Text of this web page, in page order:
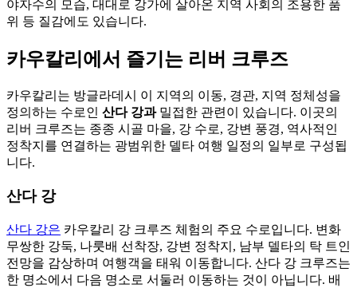
야자수의 모습, 대대로 강가에 살아온 지역 사회의 조용한 품
위 등 질감에도 있습니다.
카우칼리에서 즐기는 리버 크루즈
카우칼리는 방글라데시 이 지역의 이동, 경관, 지역 정체성을
정의하는 수로인 산다 강과밀접한 관련이 있습니다. 이곳의
리버 크루즈는 종종 시골 마을, 강 수로, 강변 풍경, 역사적인
정착지를 연결하는 광범위한 델타 여행 일정의 일부로 구성됩
니다.
산다 강
산다 강은 카우칼리 강 크루즈 체험의 주요 수로입니다. 변화
무쌍한 강둑, 나룻배 선착장, 강변 정착지, 남부 델타의 탁 트인
전망을 감상하며 여행객을 태워 이동합니다. 산다 강 크루즈는
한 명소에서 다음 명소로 서둘러 이동하는 것이 아닙니다. 배